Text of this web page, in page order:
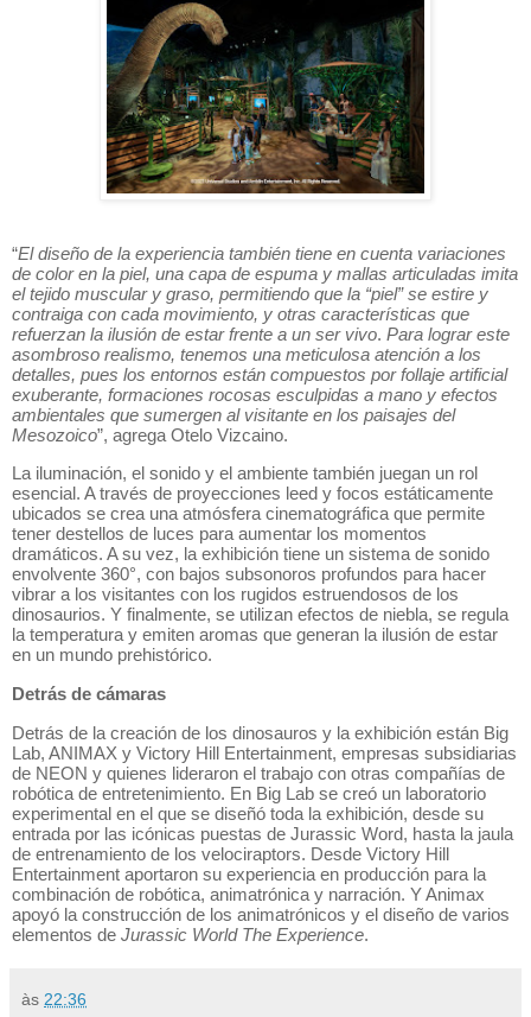
“El diseño de la experiencia también tiene en cuenta variaciones
de color en la piel, una capa de espuma y mallas articuladas imita
el tejido muscular y graso, permitiendo que la “piel” se estire y
contraiga con cada movimiento, y otras características que
refuerzan la ilusión de estar frente a un ser vivo. Para lograr este
asombroso realismo, tenemos una meticulosa atención a los
detalles, pues los entornos están compuestos por follaje artificial
exuberante, formaciones rocosas esculpidas a mano y efectos
ambientales que sumergen al visitante en los paisajes del
Mesozoico”, agrega Otelo Vizcaino.
La iluminación, el sonido y el ambiente también juegan un rol
esencial. A través de proyecciones leed y focos estáticamente
ubicados se crea una atmósfera cinematográfica que permite
tener destellos de luces para aumentar los momentos
dramáticos. A su vez, la exhibición tiene un sistema de sonido
envolvente 360°, con bajos subsonoros profundos para hacer
vibrar a los visitantes con los rugidos estruendosos de los
dinosaurios. Y finalmente, se utilizan efectos de niebla, se regula
la temperatura y emiten aromas que generan la ilusión de estar
en un mundo prehistórico.
Detrás de cámaras
Detrás de la creación de los dinosauros y la exhibición están Big
Lab, ANIMAX y Victory Hill Entertainment, empresas subsidiarias
de NEON y quienes lideraron el trabajo con otras compañías de
robótica de entretenimiento. En Big Lab se creó un laboratorio
experimental en el que se diseñó toda la exhibición, desde su
entrada por las icónicas puestas de Jurassic Word, hasta la jaula
de entrenamiento de los velociraptors. Desde Victory Hill
Entertainment aportaron su experiencia en producción para la
combinación de robótica, animatrónica y narración. Y Animax
apoyó la construcción de los animatrónicos y el diseño de varios
elementos de Jurassic World The Experience.
às 22:36